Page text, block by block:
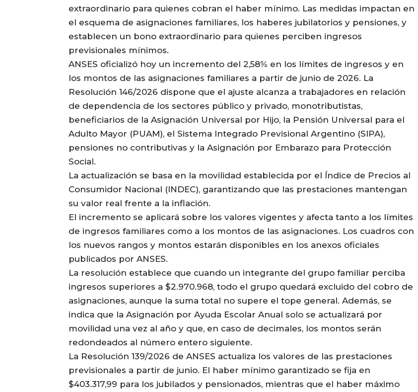
extraordinario para quienes cobran el haber mínimo. Las medidas impactan en
el esquema de asignaciones familiares, los haberes jubilatorios y pensiones, y
establecen un bono extraordinario para quienes perciben ingresos
previsionales mínimos.
ANSES oficializó hoy un incremento del 2,58% en los límites de ingresos y en
los montos de las asignaciones familiares a partir de junio de 2026. La
Resolución 146/2026 dispone que el ajuste alcanza a trabajadores en relación
de dependencia de los sectores público y privado, monotributistas,
beneficiarios de la Asignación Universal por Hijo, la Pensión Universal para el
Adulto Mayor (PUAM), el Sistema Integrado Previsional Argentino (SIPA),
pensiones no contributivas y la Asignación por Embarazo para Protección
Social.
La actualización se basa en la movilidad establecida por el Índice de Precios al
Consumidor Nacional (INDEC), garantizando que las prestaciones mantengan
su valor real frente a la inflación.
El incremento se aplicará sobre los valores vigentes y afecta tanto a los límites
de ingresos familiares como a los montos de las asignaciones. Los cuadros con
los nuevos rangos y montos estarán disponibles en los anexos oficiales
publicados por ANSES.
La resolución establece que cuando un integrante del grupo familiar perciba
ingresos superiores a $2.970.968, todo el grupo quedará excluido del cobro de
asignaciones, aunque la suma total no supere el tope general. Además, se
indica que la Asignación por Ayuda Escolar Anual solo se actualizará por
movilidad una vez al año y que, en caso de decimales, los montos serán
redondeados al número entero siguiente.
La Resolución 139/2026 de ANSES actualiza los valores de las prestaciones
previsionales a partir de junio. El haber mínimo garantizado se fija en
$403.317,99 para los jubilados y pensionados, mientras que el haber máximo